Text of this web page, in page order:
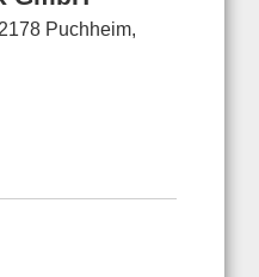
Puchheim,